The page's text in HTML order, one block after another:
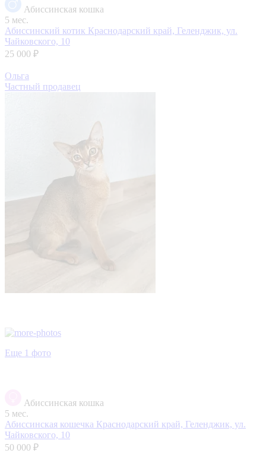
Абиссинская кошка
5 мес.
Абиссинский котик Краснодарский край, Геленджик, ул.
Чайковского, 10
25 000 ₽
Ольга
Частный продавец
Еще 1 фото
Абиссинская кошка
5 мес.
Абиссинская кошечка Краснодарский край, Геленджик, ул.
Чайковского, 10
50 000 ₽